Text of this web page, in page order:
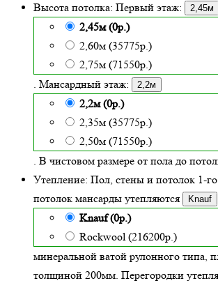
Высота потолка: Первый этаж: 2,45м
2,45м (0р.)
2,60м (35775р.)
2,75м (71550р.)
. Мансардный этаж:
2,2м
2,2м (0р.)
2,35м (35775р.)
2,50м (71550р.)
. В чистовом размере от пола до
Утепление: Пол, стены и потолок 1-
потолок мансарды утепляются
Knauf
Knauf (0р.)
Rockwool (216200р.)
минеральной ватой рулонного типа,
толщиной 200мм. Перегородки